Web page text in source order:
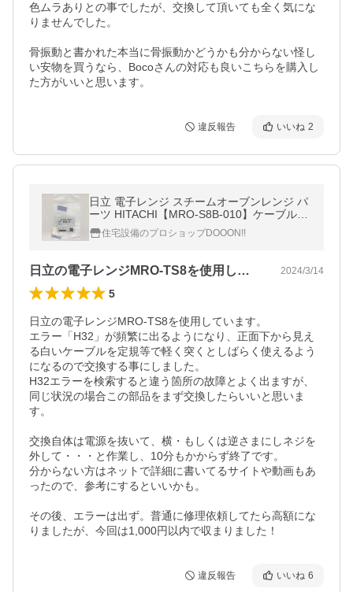
色ムラありとの事でしたが、交換して頂いても全く気にな
りませんでした。
骨振動と書かれた本当に骨振動かどうかも分からない怪し
い安物を買うなら、Bocoさんの対応も良いこちらを購入し
た方がいいと思います。
違反報告 いいね 2
日立 電子レンジ スチームオーブンレンジ パ
ーツ HITACHI【MRO-S8B-010】ケーブル
(カード1.25)(MRO-S8X-025の後継品番)
住宅設備のプロショップDOOON!!
日立の電子レンジMRO-TS8を使用し… 2024/3/14
5
日立の電子レンジMRO-TS8を使用しています。
エラー「H32」が頻繁に出るようになり、正面下から見え
る白いケーブルを定規等で軽く突くとしばらく使えるよう
になるので交換する事にしました。
H32エラーを検索すると違う箇所の故障とよく出ますが、
同じ状況の場合この部品をまず交換したらいいと思いま
す。
交換自体は電源を抜いて、横・もしくは逆さまにしネジを
外して・・・と作業し、10分もかからず終了です。
分からない方はネットで詳細に書いてるサイトや動画もあ
ったので、参考にするといいかも。
その後、エラーは出ず。普通に修理依頼してたら高額にな
りましたが、今回は1,000円以内で収まりました！
違反報告 いいね 6